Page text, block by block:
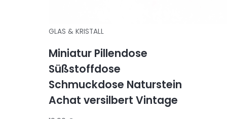
GLAS & KRISTALL
Miniatur Pillendose
Süßstoffdose
Schmuckdose Naturstein
Achat versilbert Vintage